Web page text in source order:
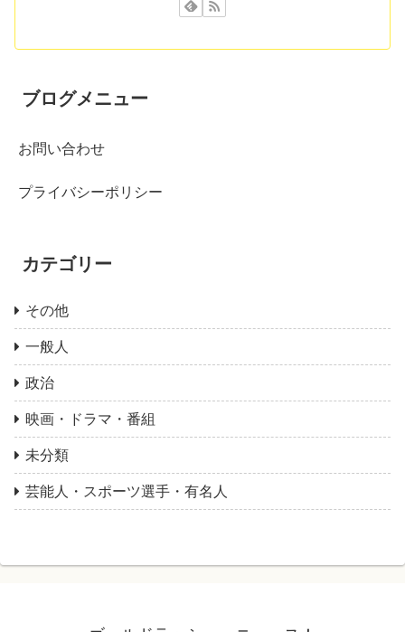
ブログメニュー
お問い合わせ
プライバシーポリシー
カテゴリー
その他
一般人
政治
映画・ドラマ・番組
未分類
芸能人・スポーツ選手・有名人